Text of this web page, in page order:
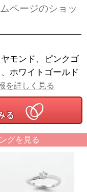
ページのショッ
モンド、ピンクゴ
ホワイトゴールド
を詳しく見る
グを見る